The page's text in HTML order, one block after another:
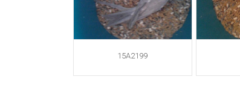
15A2199